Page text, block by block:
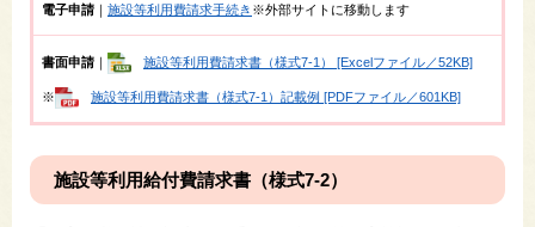
電子申請 ｜ 施設等利用費請求手続き ※外部サイトに移動します
書面申請 ｜ 施設等利用費請求書（様式7-1） [Excelファイル／52KB]
※ 施設等利用費請求書（様式7-1）記載例 [PDFファイル／601KB]
施設等利用給付費請求書（様式7-2）